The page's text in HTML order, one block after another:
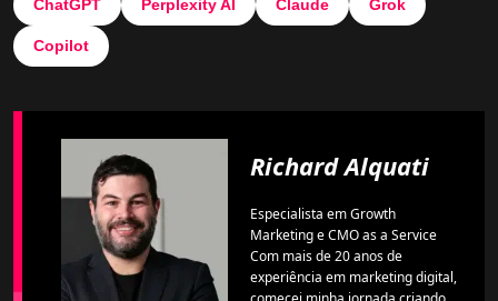
ChatGPT Perplexity AI Claude Grok
Copilot
Richard Alquati
Especialista em Growth
Marketing e CMO as a Service
Com mais de 20 anos de
experiência em marketing digital,